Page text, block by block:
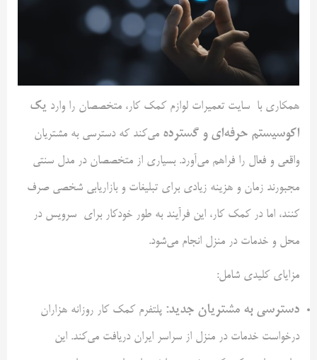
همکاری با سایت تعمیرات لوازم کمک کار، متخصصان را وارد یک
اکوسیستم حرفه‌ای و گسترده می‌کند که دسترسی به مشتریان
واقعی و فعال را فراهم می‌آورد. بسیاری از متخصصان در مدل سنتی
مجبورند زمان و هزینه زیادی برای تبلیغات و بازاریابی شخصی صرف
کنند، اما در کمک‌ کار، این فرآیند به طور خودکار برای سرویس در
محل و خدمات در منزل انجام می‌شود.
مزایای کلیدی شامل:
دسترسی به مشتریان جدید: پلتفرم کمک‌ کار روزانه هزاران
درخواست خدمات در منزل از سراسر ایران دریافت می‌کند. این